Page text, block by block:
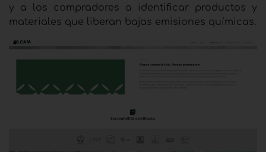
y a los compradores a identificar productos y
materiales que liberan bajas emisiones químicas.